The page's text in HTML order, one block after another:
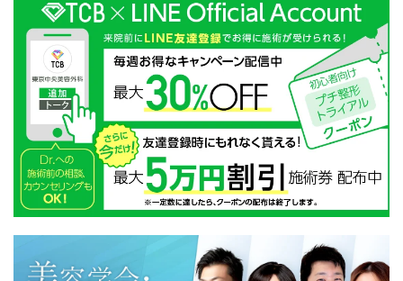
・サービス向上を目的とした医療サービス・販売する医
療関連商品に関する患者様へのアンケートの送受信及び
これに付随する諸対応のため
・Cookie等の技術を用いたアクセス履歴、閲覧記録等に
関する情報の収集、分析
・閲覧記録等から趣味・嗜好を分析した情報を使用して
の広告に利用するため
・お問い合わせ又はご意見の内容確認及びその対応のた
め
・患者様のサービス利用状況の分析及び症例研究のため
・広告、宣伝、マーケティングのため